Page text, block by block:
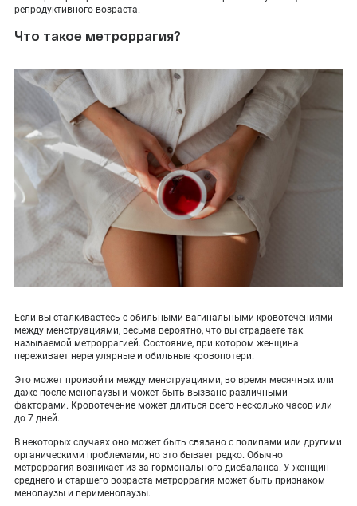
репродуктивного возраста.
Что такое метроррагия?
Если вы сталкиваетесь с обильными вагинальными кровотечениями
между менструациями, весьма вероятно, что вы страдаете так
называемой метроррагией. Состояние, при котором женщина
переживает нерегулярные и обильные кровопотери.
Это может произойти между менструациями, во время месячных или
даже после менопаузы и может быть вызвано различными
факторами. Кровотечение может длиться всего несколько часов или
до 7 дней.
В некоторых случаях оно может быть связано с полипами или другими
органическими проблемами, но это бывает редко. Обычно
метроррагия возникает из-за гормонального дисбаланса. У женщин
среднего и старшего возраста метроррагия может быть признаком
менопаузы и перименопаузы.